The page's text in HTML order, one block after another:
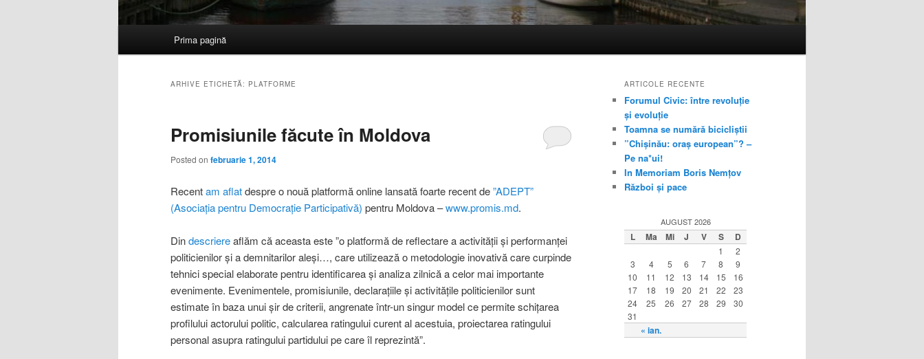
Sari
principal
Sari
secundar
Prima pagină
ARHIVE ETICHETĂ: PLATFORME
Promisiunile făcute în Moldova
Posted on februarie 1, 2014
Recentam aflatdespre o nouă platformă online lansată foarte recent de”ADEPT”
(Asociația pentru Democrație Participativă) pentru Moldova –www.promis.md.
Dindescriereaflăm că aceasta este ”o platformă de reflectare a activităţii şi performanţei
politicienilor şi a demnitarilor aleşi…, care utilizează o metodologie inovativă care curpinde
tehnici special elaborate pentru identificarea şi analiza zilnică a celor mai importante
evenimente. Evenimentele, promisiunile, declaraţiile şi activităţile politicienilor sunt
estimate în baza unui şir de criterii, angrenate într-un singur model ce permite schiţarea
profilului actorului politic, calcularea ratingului curent al acestuia, proiectarea ratingului
personal asupra ratingului partidului pe care îl reprezintă”.
ARTICOLE RECENTE
Forumul Civic: între revoluție
și evoluție
Toamna se numără bicicliștii
”Chișinău: oraș european”? –
Pe na*ui!
In Memoriam Boris Nemțov
Război și pace
AUGUST 2026
L Ma Mi J V S D
« ian.
1
2
3
4 5 6 7 8
9
10
11 12 13 14 15
16
17
18 19 20 21 22
23
24
25 26 27 28 29
30
31